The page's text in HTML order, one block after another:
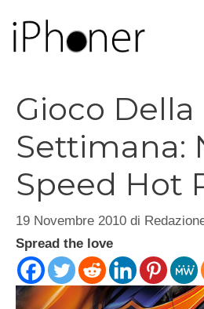
contenuto
Gioco Della
Settimana:
Speed Hot
19 Novembre 2010 di
Spread the love